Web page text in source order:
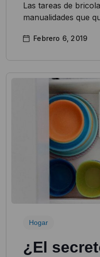
Las tareas de
manualidades que
Febrero 6, 2019
Hogar
¿El